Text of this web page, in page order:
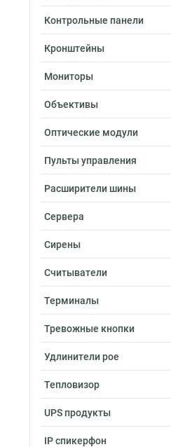
Контрольные панели
Кронштейны
Мониторы
Объективы
Оптические модули
Пульты управления
Расширители шины
Сервера
Сирены
Считыватели
Терминалы
Тревожные кнопки
Удлинители poe
Тепловизор
UPS продукты
IP спикерфон